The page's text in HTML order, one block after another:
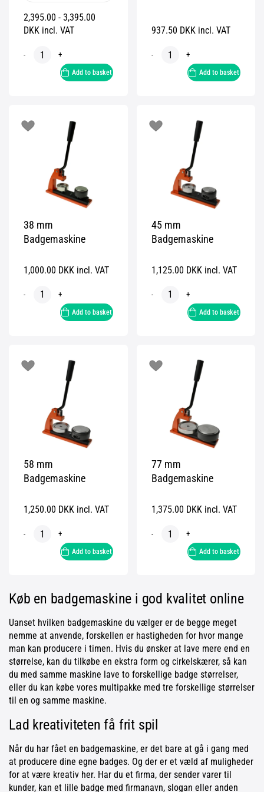
2,395.00 - 3,395.00
DKK incl. VAT
- +
Add to basket
937.50 DKK incl. VAT
- +
Add to basket
38 mm
Badgemaskine
1,000.00 DKK incl. VAT
- +
Add to basket
45 mm
Badgemaskine
1,125.00 DKK incl. VAT
- +
Add to basket
58 mm
Badgemaskine
1,250.00 DKK incl. VAT
- +
Add to basket
77 mm
Badgemaskine
1,375.00 DKK incl. VAT
- +
Add to basket
Køb en badgemaskine i god kvalitet online
Uanset hvilken badgemaskine du vælger er de begge meget
nemme at anvende, forskellen er hastigheden for hvor mange
man kan producere i timen. Hvis du ønsker at lave mere end en
størrelse, kan du tilkøbe en ekstra form og cirkelskærer, så kan
du med samme maskine lave to forskellige badge størrelser,
eller du kan købe vores multipakke med tre forskellige størrelser
til en og samme maskine.
Lad kreativiteten få frit spil
Når du har fået en badgemaskine, er det bare at gå i gang med
at producere dine egne badges. Og der er et væld af muligheder
for at være kreativ her. Har du et firma, der sender varer til
kunder, kan et lille badge med firmanavn, slogan eller anden